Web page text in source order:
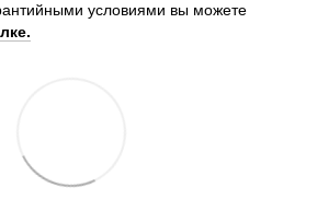
условиями вы можете